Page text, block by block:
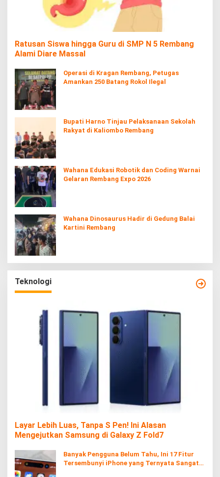
Ratusan Siswa hingga Guru di SMP N 5 Rembang
Alami Diare Massal
Operasi di Kragan Rembang, Petugas
Amankan 250 Batang Rokol Ilegal
Bupati Harno Tinjau Pelaksanaan Sekolah
Rakyat di Kaliombo Rembang
Wahana Edukasi Robotik dan Coding Warnai
Gelaran Rembang Expo 2026
Wahana Dinosaurus Hadir di Gedung Balai
Kartini Rembang
Teknologi
Layar Lebih Luas, Tanpa S Pen! Ini Alasan
Mengejutkan Samsung di Galaxy Z Fold7
Banyak Pengguna Belum Tahu, Ini 17 Fitur
Tersembunyi iPhone yang Ternyata Sangat